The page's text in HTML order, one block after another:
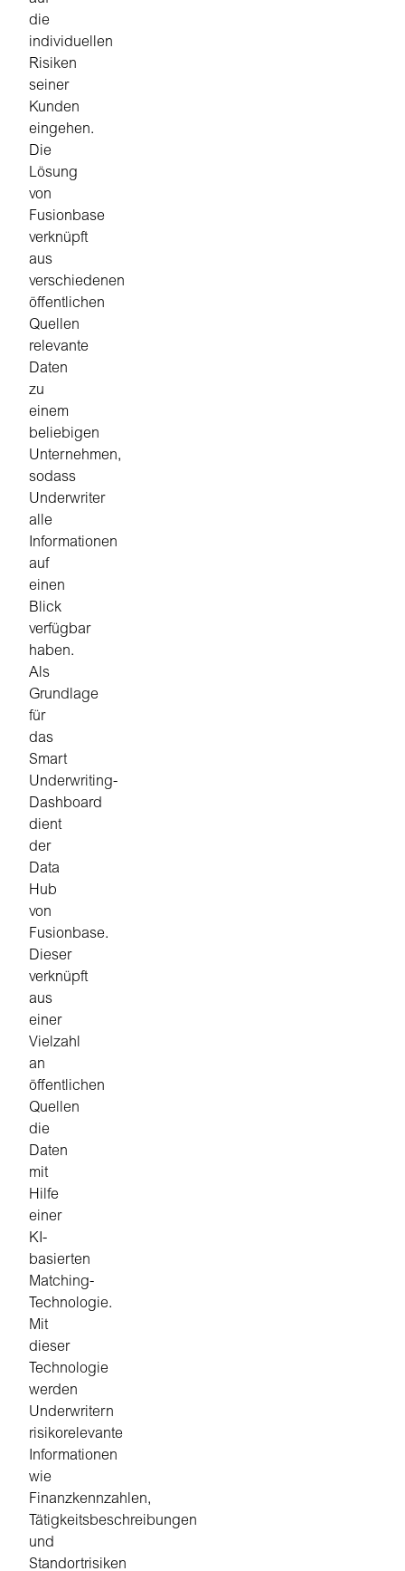
die
individuellen
Risiken
seiner
Kunden
eingehen.
Die
Lösung
von
Fusionbase
verknüpft
aus
verschiedenen
öffentlichen
Quellen
relevante
Daten
zu
einem
beliebigen
Unternehmen,
sodass
Underwriter
alle
Informationen
auf
einen
Blick
verfügbar
haben.
Als
Grundlage
für
das
Smart
Underwriting-
Dashboard
dient
der
Data
Hub
von
Fusionbase.
Dieser
verknüpft
aus
einer
Vielzahl
an
öffentlichen
Quellen
die
Daten
mit
Hilfe
einer
KI-
basierten
Matching-
Technologie.
Mit
dieser
Technologie
werden
Underwritern
risikorelevante
Informationen
wie
Finanzkennzahlen,
Tätigkeitsbeschreibungen
und
Standortrisiken